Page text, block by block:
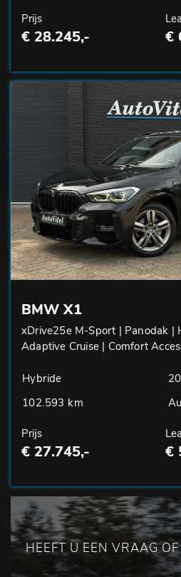
Prijs
€ 28.245,- €
BMW X1
xDrive25e M-Sport | Panodak |
Adaptive Cruise | Comfort
Hybride
102.593 km
Prijs
€ 27.745,- €
HEEFT U EEN VRAAG